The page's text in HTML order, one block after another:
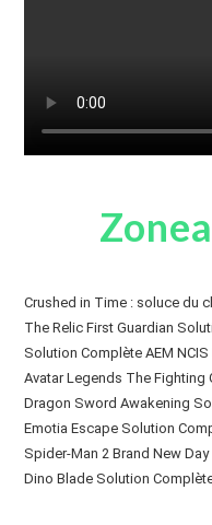
Crushed in Time : soluce du
The Relic First Guardian
Solution Complète AEM
Avatar Legends The Fighting
Dragon Sword Awakening
Emotia Escape Solution
Spider-Man 2 Brand New
Dino Blade Solution